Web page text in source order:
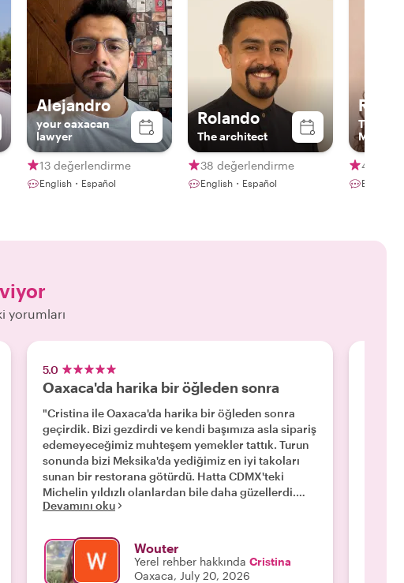
Alejandro
your oaxacan
lawyer
13 değerlendirme
English・Español
Rolando
The architect
38 değerlendirme
English・Español
The
49
English
yorumları
5.0
Oaxaca'da harika bir öğleden sonra
"Cristina ile Oaxaca'da harika bir öğleden sonra
geçirdik. Bizi gezdirdi ve kendi başımıza asla sipariş
edemeyeceğimiz muhteşem yemekler tattık. Turun
sonunda bizi Meksika'da yediğimiz en iyi takoları
sunan bir restorana götürdü. Hatta CDMX'teki
Michelin yıldızlı olanlardan bile daha güzellerdi.
Teşekkürler Cristina!"
Devamını oku
Wouter
Yerel rehber hakkında Cristina
Oaxaca, July 20, 2026